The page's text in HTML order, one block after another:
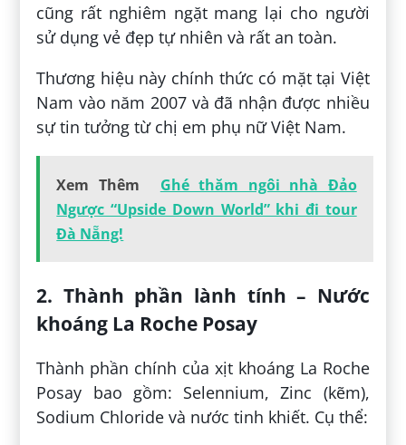
cũng rất nghiêm ngặt mang lại cho người
sử dụng vẻ đẹp tự nhiên và rất an toàn.
Thương hiệu này chính thức có mặt tại Việt
Nam vào năm 2007 và đã nhận được nhiều
sự tin tưởng từ chị em phụ nữ Việt Nam.
Xem Thêm
Ghé thăm ngôi nhà Đảo
Ngược “Upside Down World” khi đi tour
Đà Nẵng!
2. Thành phần lành tính – Nước
khoáng La Roche Posay
Thành phần chính của xịt khoáng La Roche
Posay bao gồm: Selennium, Zinc (kẽm),
Sodium Chloride và nước tinh khiết. Cụ thể: